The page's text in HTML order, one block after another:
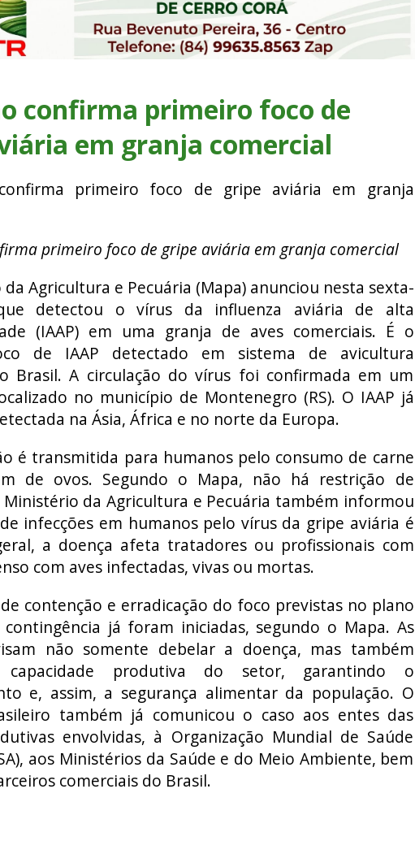
confirma primeiro foco de
em granja comercial
primeiro foco de gripe aviária em granja comercial
Agricultura e Pecuária (Mapa) anunciou nesta sexta-
detectou o vírus da influenza aviária de alta
(IAAP) em uma granja de aves comerciais. É o
de IAAP detectado em sistema de avicultura
Brasil. A circulação do vírus foi confirmada em um
no município de Montenegro (RS). O IAAP já
na Ásia, África e no norte da Europa.
é transmitida para humanos pelo consumo de carne
de ovos. Segundo o Mapa, não há restrição de
Ministério da Agricultura e Pecuária também informou
infecções em humanos pelo vírus da gripe aviária é
a doença afeta tratadores ou profissionais com
com aves infectadas, vivas ou mortas.
contenção e erradicação do foco previstas no plano
contingência já foram iniciadas, segundo o Mapa. As
não somente debelar a doença, mas também
produtiva do setor, garantindo o
e, assim, a segurança alimentar da população. O
também já comunicou o caso aos entes das
envolvidas, à Organização Mundial de Saúde
aos Ministérios da Saúde e do Meio Ambiente, bem
comerciais do Brasil.